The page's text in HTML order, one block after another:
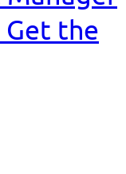
Get the